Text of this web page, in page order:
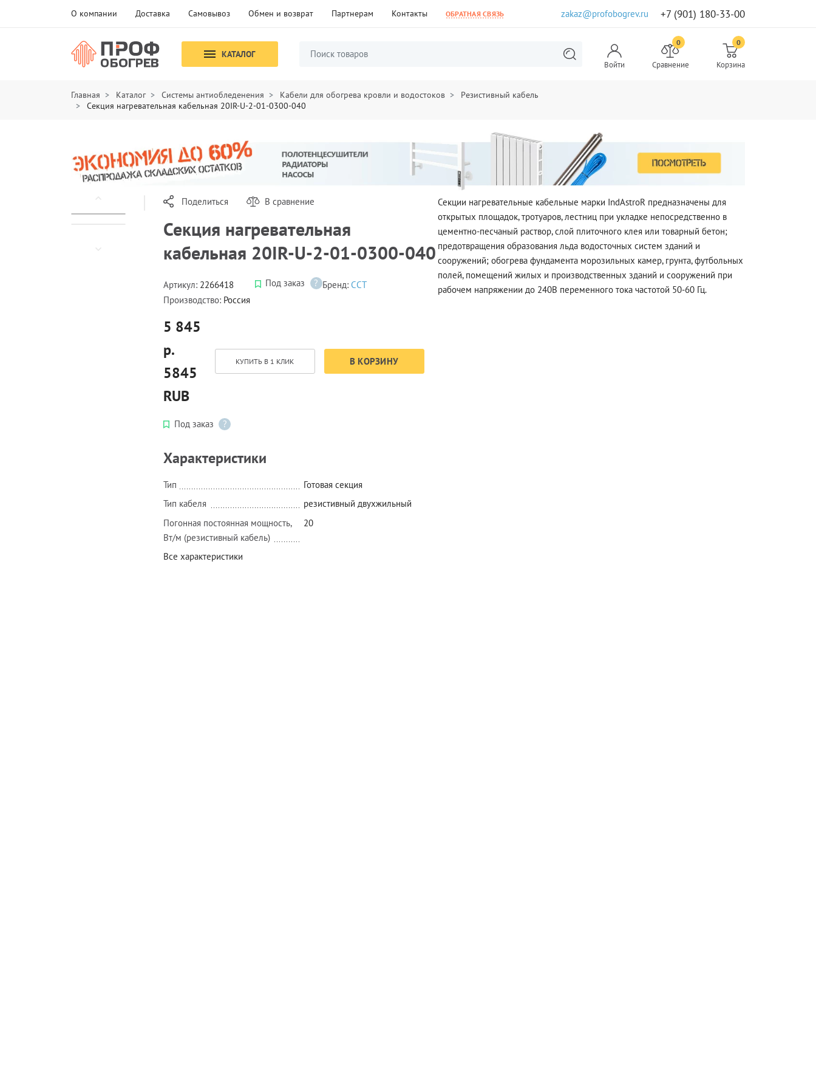
О компании Доставка Самовывоз Обмен и возврат Партнерам Контакты ОБРАТНАЯ СВЯЗЬ zakaz@profobogrev.ru +7 (901) 180-33-00
КАТАЛОГ
Войти
0
Сравнение
0
Корзина
Главная Каталог Системы антиобледенения Кабели для обогрева кровли и водостоков
Резистивный кабель
Секция нагревательная кабельная 20IR-U-2-01-0300-040
Поделиться В сравнение
Секция нагревательная
кабельная 20IR-U-2-01-0300-040
Артикул: 2266418 Под заказ ? Бренд: ССТ
Производство: Россия
5 845
р.
5845
RUB
КУПИТЬ В 1 КЛИК В КОРЗИНУ
Под заказ ?
Характеристики
Тип
Готовая секция
Тип кабеля
резистивный двухжильный
Погонная постоянная мощность,
Вт/м (резистивный кабель)
20
Все характеристики
Секции нагревательные кабельные марки IndAstroR предназначены для
открытых площадок, тротуаров, лестниц при укладке непосредственно в
цементно-песчаный раствор, слой плиточного клея или товарный бетон;
предотвращения образования льда водосточных систем зданий и
сооружений; обогрева фундамента морозильных камер, грунта, футбольных
полей, помещений жилых и производственных зданий и сооружений при
рабочем напряжении до 240В переменного тока частотой 50-60 Гц.